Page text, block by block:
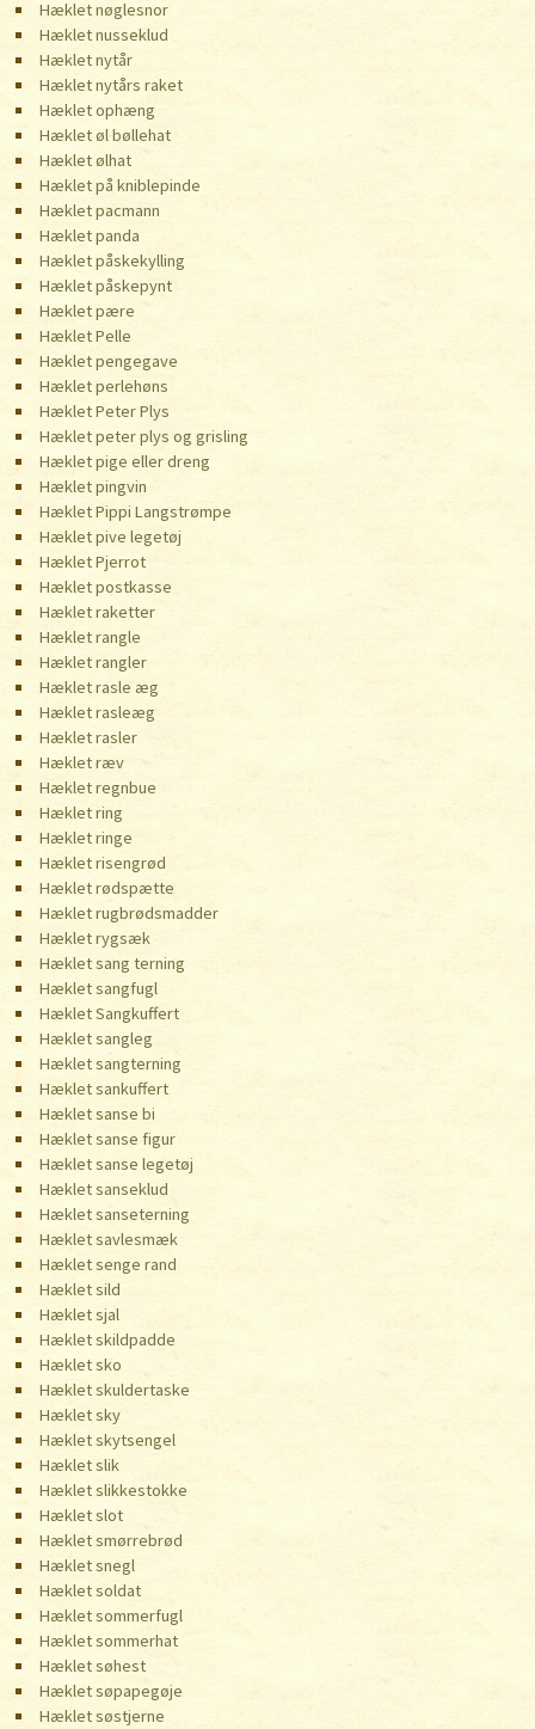
Hæklet nøglesnor
Hæklet nusseklud
Hæklet nytår
Hæklet nytårs raket
Hæklet ophæng
Hæklet øl bøllehat
Hæklet ølhat
Hæklet på kniblepinde
Hæklet pacmann
Hæklet panda
Hæklet påskekylling
Hæklet påskepynt
Hæklet pære
Hæklet Pelle
Hæklet pengegave
Hæklet perlehøns
Hæklet Peter Plys
Hæklet peter plys og grisling
Hæklet pige eller dreng
Hæklet pingvin
Hæklet Pippi Langstrømpe
Hæklet pive legetøj
Hæklet Pjerrot
Hæklet postkasse
Hæklet raketter
Hæklet rangle
Hæklet rangler
Hæklet rasle æg
Hæklet rasleæg
Hæklet rasler
Hæklet ræv
Hæklet regnbue
Hæklet ring
Hæklet ringe
Hæklet risengrød
Hæklet rødspætte
Hæklet rugbrødsmadder
Hæklet rygsæk
Hæklet sang terning
Hæklet sangfugl
Hæklet Sangkuffert
Hæklet sangleg
Hæklet sangterning
Hæklet sankuffert
Hæklet sanse bi
Hæklet sanse figur
Hæklet sanse legetøj
Hæklet sanseklud
Hæklet sanseterning
Hæklet savlesmæk
Hæklet senge rand
Hæklet sild
Hæklet sjal
Hæklet skildpadde
Hæklet sko
Hæklet skuldertaske
Hæklet sky
Hæklet skytsengel
Hæklet slik
Hæklet slikkestokke
Hæklet slot
Hæklet smørrebrød
Hæklet snegl
Hæklet soldat
Hæklet sommerfugl
Hæklet sommerhat
Hæklet søhest
Hæklet søpapegøje
Hæklet søstjerne